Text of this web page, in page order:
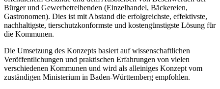
Bürger und Gewerbetreibenden (Einzelhandel, Bäckereien,
Gastronomen). Dies ist mit Abstand die erfolgreichste, effektivste,
nachhaltigste, tierschutzkonformste und kostengünstigste Lösung für
die Kommunen.
Die Umsetzung des Konzepts basiert auf wissenschaftlichen
Veröffentlichungen und praktischen Erfahrungen von vielen
verschiedenen Kommunen und wird als alleiniges Konzept vom
zuständigen Ministerium in Baden-Württemberg empfohlen.